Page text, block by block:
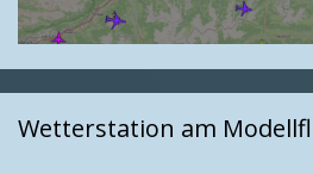
Wetterstation am